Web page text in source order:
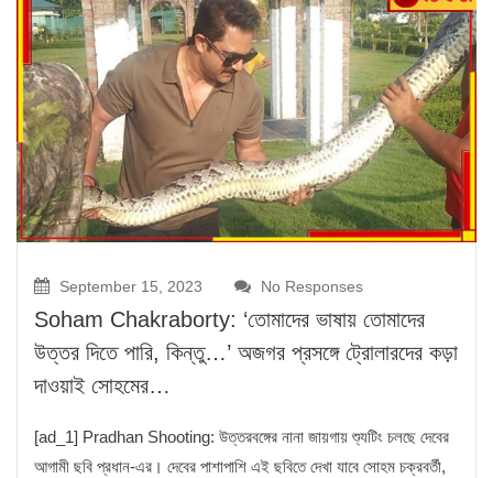
September 15, 2023 No Responses
Soham Chakraborty: ‘তোমাদের ভাষায় তোমাদের
উত্তর দিতে পারি, কিন্তু…’ অজগর প্রসঙ্গে ট্রোলারদের কড়া
দাওয়াই সোহমের…
[ad_1] Pradhan Shooting: উত্তরবঙ্গের নানা জায়গায় শ্যুটিং চলছে দেবের
আগামী ছবি প্রধান-এর। দেবের পাশাপাশি এই ছবিতে দেখা যাবে সোহম চক্রবর্তী,